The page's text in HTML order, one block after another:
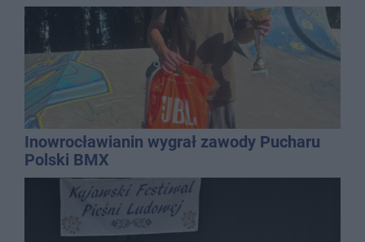
Inowrocławianin wygrał zawody Pucharu
Polski BMX